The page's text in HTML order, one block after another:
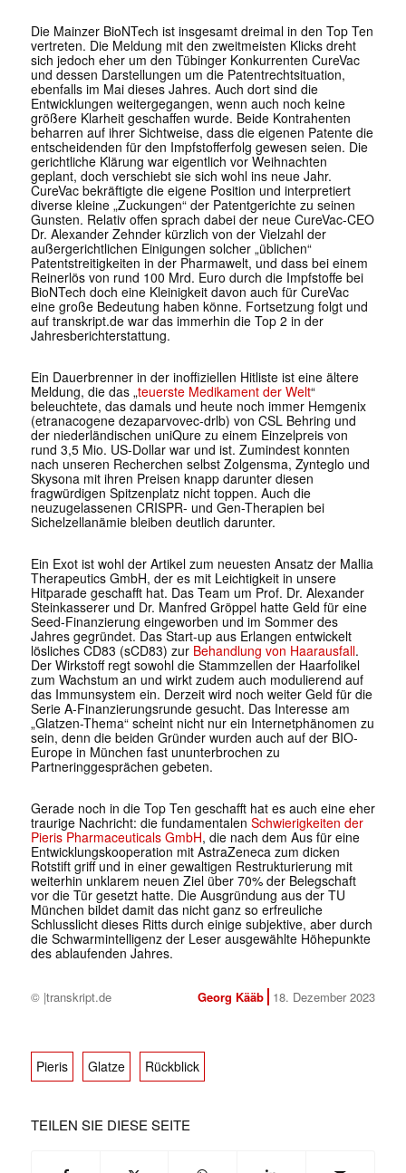
Die Mainzer BioNTech ist insgesamt dreimal in den Top Ten
vertreten. Die Meldung mit den zweitmeisten Klicks dreht
sich jedoch eher um den Tübinger Konkurrenten CureVac
und dessen Darstellungen um die Patentrechtsituation,
ebenfalls im Mai dieses Jahres. Auch dort sind die
Entwicklungen weitergegangen, wenn auch noch keine
größere Klarheit geschaffen wurde. Beide Kontrahenten
beharren auf ihrer Sichtweise, dass die eigenen Patente die
entscheidenden für den Impfstofferfolg gewesen seien. Die
gerichtliche Klärung war eigentlich vor Weihnachten
geplant, doch verschiebt sie sich wohl ins neue Jahr.
CureVac bekräftigte die eigene Position und interpretiert
diverse kleine „Zuckungen“ der Patentgerichte zu seinen
Gunsten. Relativ offen sprach dabei der neue CureVac-CEO
Dr. Alexander Zehnder kürzlich von der Vielzahl der
außergerichtlichen Einigungen solcher „üblichen“
Patentstreitigkeiten in der Pharmawelt, und dass bei einem
Reinerlös von rund 100 Mrd. Euro durch die Impfstoffe bei
BioNTech doch eine Kleinigkeit davon auch für CureVac
eine große Bedeutung haben könne. Fortsetzung folgt und
auf transkript.de war das immerhin die Top 2 in der
Jahresberichterstattung.
Ein Dauerbrenner in der inoffiziellen Hitliste ist eine ältere
Meldung, die das „teuerste Medikament der Welt“
beleuchtete, das damals und heute noch immer Hemgenix
(etranacogene dezaparvovec-drlb) von CSL Behring und
der niederländischen uniQure zu einem Einzelpreis von
rund 3,5 Mio. US-Dollar war und ist. Zumindest konnten
nach unseren Recherchen selbst Zolgensma, Zynteglo und
Skysona mit ihren Preisen knapp darunter diesen
fragwürdigen Spitzenplatz nicht toppen. Auch die
neuzugelassenen CRISPR- und Gen-Therapien bei
Sichelzellanämie bleiben deutlich darunter.
Ein Exot ist wohl der Artikel zum neuesten Ansatz der Mallia
Therapeutics GmbH, der es mit Leichtigkeit in unsere
Hitparade geschafft hat. Das Team um Prof. Dr. Alexander
Steinkasserer und Dr. Manfred Gröppel hatte Geld für eine
Seed-Finanzierung eingeworben und im Sommer des
Jahres gegründet. Das Start-up aus Erlangen entwickelt
lösliches CD83 (sCD83) zur Behandlung von Haarausfall.
Der Wirkstoff regt sowohl die Stammzellen der Haarfolikel
zum Wachstum an und wirkt zudem auch modulierend auf
das Immunsystem ein. Derzeit wird noch weiter Geld für die
Serie A-Finanzierungsrunde gesucht. Das Interesse am
„Glatzen-Thema“ scheint nicht nur ein Internetphänomen zu
sein, denn die beiden Gründer wurden auch auf der BIO-
Europe in München fast ununterbrochen zu
Partneringgesprächen gebeten.
Gerade noch in die Top Ten geschafft hat es auch eine eher
traurige Nachricht: die fundamentalen Schwierigkeiten der
Pieris Pharmaceuticals GmbH, die nach dem Aus für eine
Entwicklungskooperation mit AstraZeneca zum dicken
Rotstift griff und in einer gewaltigen Restrukturierung mit
weiterhin unklarem neuen Ziel über 70% der Belegschaft
vor die Tür gesetzt hatte. Die Ausgründung aus der TU
München bildet damit das nicht ganz so erfreuliche
Schlusslicht dieses Ritts durch einige subjektive, aber durch
die Schwarmintelligenz der Leser ausgewählte Höhepunkte
des ablaufenden Jahres.
© |transkript.de Georg Kääb 18. Dezember 2023
Pieris Glatze Rückblick
TEILEN SIE DIESE SEITE